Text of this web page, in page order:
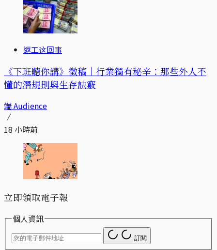
返工这回事
《下班聽你講》徵稿｜行業獨有秘辛：那些外人不
懂的潛規則與生存訣竅
端 Audience
18 小時前
立即領取電子報
個人資訊
訂閱